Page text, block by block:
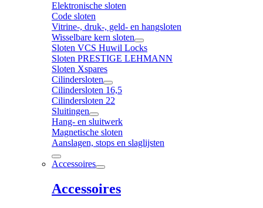
Elektronische sloten
Code sloten
Vitrine-, druk-, geld- en hangsloten
Wisselbare kern sloten
Sloten VCS Huwil Locks
Sloten PRESTIGE LEHMANN
Sloten Xspares
Cilindersloten
Cilindersloten 16,5
Cilindersloten 22
Sluitingen
Hang- en sluitwerk
Magnetische sloten
Aanslagen, stops en slaglijsten
Accessoires
Accessoires